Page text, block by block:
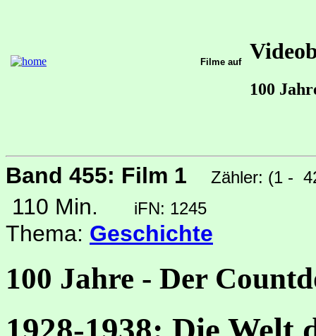
Filme auf
100
Band 455: Film 1 Zähler: (1 -
110 Min. iFN: 1245
Thema: Geschichte
100 Jahre - Der